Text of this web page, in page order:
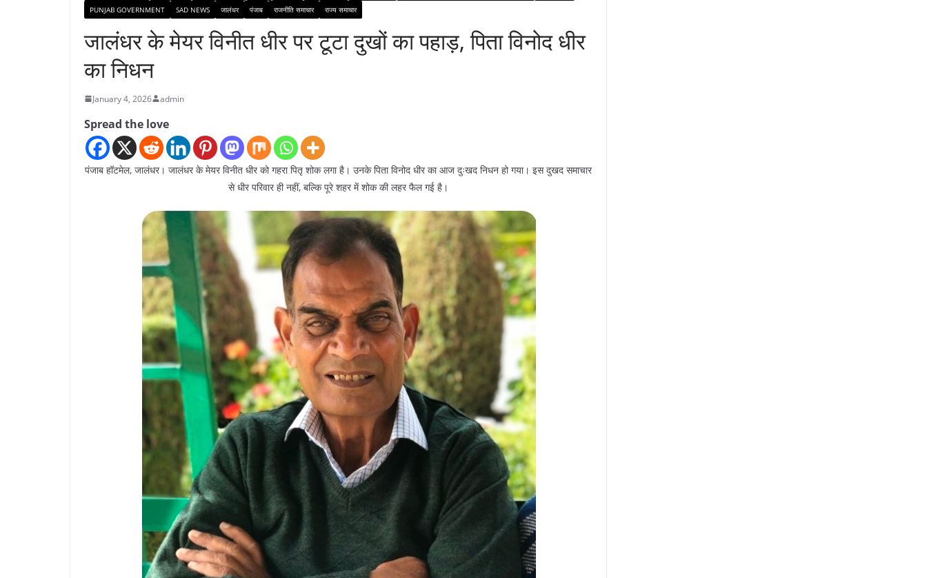
PUNJAB GOVERNMENT
SAD NEWS जालंधर पंजाब राजनीति समाचार राज्य समाचार
जालंधर के मेयर विनीत धीर पर टूटा दुखों का पहाड़, पिता विनोद धीर
का निधन
January 4, 2026 admin
Spread the love
पंजाब हॉटमेल, जालंधर। जालंधर के मेयर विनीत धीर को गहरा पितृ शोक लगा है। उनके पिता विनोद धीर का आज दुःखद निधन हो गया। इस दुखद समाचार
से धीर परिवार ही नहीं, बल्कि पूरे शहर में शोक की लहर फैल गई है।